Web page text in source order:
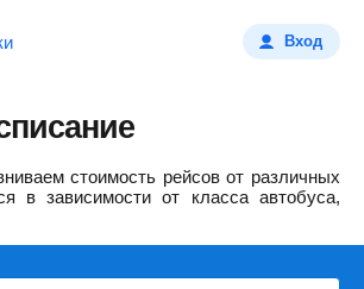
Вход
стоимость рейсов от различных
в зависимости от класса автобуса,